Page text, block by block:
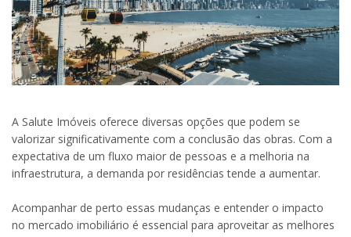
A Salute Imóveis oferece diversas opções que podem se
valorizar significativamente com a conclusão das obras. Com a
expectativa de um fluxo maior de pessoas e a melhoria na
infraestrutura, a demanda por residências tende a aumentar.
Acompanhar de perto essas mudanças e entender o impacto
no mercado imobiliário é essencial para aproveitar as melhores